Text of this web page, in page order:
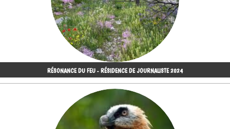
RÉSONANCE DU FEU - RÉSIDENCE DE JOURNALISTE 2024